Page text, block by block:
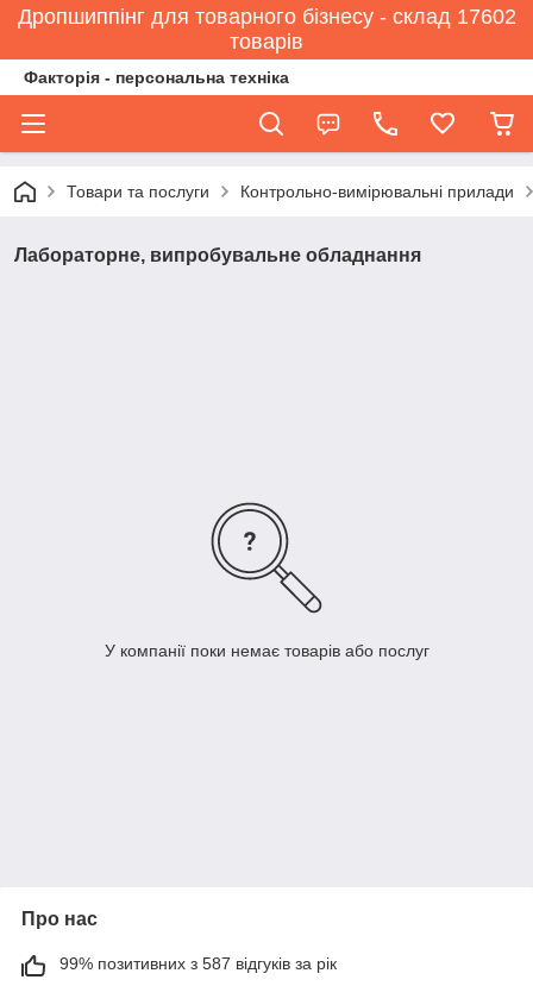
Дропшиппінг для товарного бізнесу - склад 17602
товарів
Факторія - персональна техніка
Товари та послуги Контрольно-вимірювальні прилади
Лабораторне, випробувальне обладнання
У компанії поки немає товарів або послуг
Про нас
99% позитивних з 587 відгуків за рік